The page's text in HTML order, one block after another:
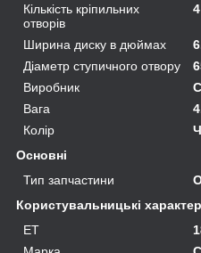
Кількість кріпильних
отворів
4
Ширина диску в дюймах
Діаметр ступичного отвору
Виробник
Вага
Колір
Основні
Тип запчастини
Користувальницькі
ET